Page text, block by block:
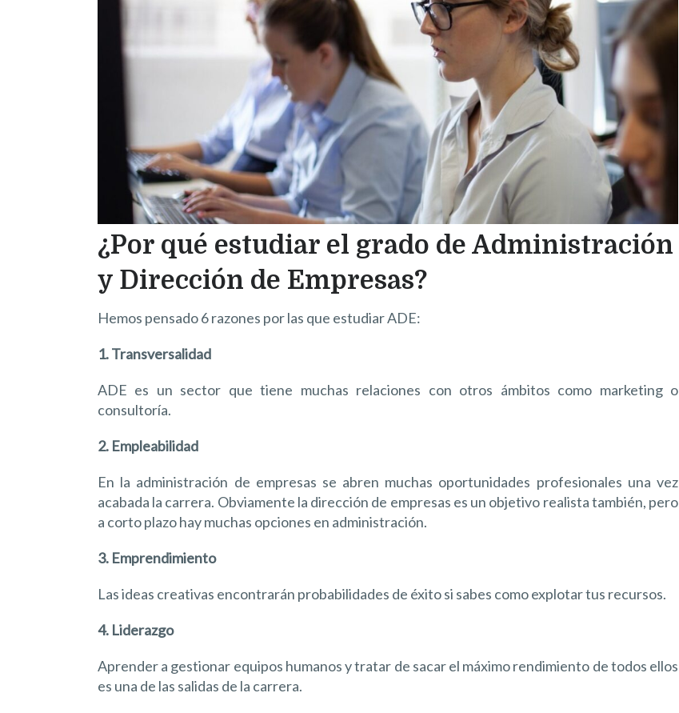
¿Por qué estudiar el grado de Administración
y Dirección de Empresas?
Hemos pensado 6 razones por las que estudiar ADE:
1. Transversalidad
ADE es un sector que tiene muchas relaciones con otros ámbitos como marketing o
consultoría.
2. Empleabilidad
En la administración de empresas se abren muchas oportunidades profesionales una vez
acabada la carrera. Obviamente la dirección de empresas es un objetivo realista también, pero
a corto plazo hay muchas opciones en administración.
3. Emprendimiento
Las ideas creativas encontrarán probabilidades de éxito si sabes como explotar tus recursos.
4. Liderazgo
Aprender a gestionar equipos humanos y tratar de sacar el máximo rendimiento de todos ellos
es una de las salidas de la carrera.